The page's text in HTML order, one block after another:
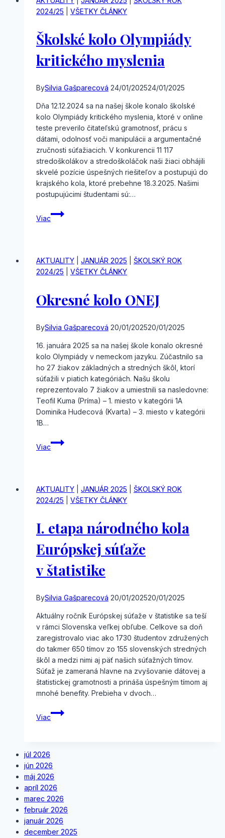
jazyku
2024/25
VŠETKY ČLÁNKY
Školské kolo Olympiády
kritického myslenia
BySilvia Gašparecová 24/01/202524/01/2025
Dňa 12.12.2024 sa na našej škole konalo školské
kolo Olympiády kritického myslenia, ktoré v online
teste preverilo čitateľskú gramotnosť, prácu s
dátami, odolnosť voči manipulácii a argumentačné
zručnosti súťažiacich. V konkurencii 11 117
stredoškolákov a stredoškoláčok naši žiaci obhájili
skvelé pozície úspešných riešiteľov a postupujú do
krajského kola, ktoré prebehne 18.3.2025. Našimi
postupujúcimi študentami sú:…
Viac
Školské
kolo
myslenia
AKTUALITY JANUÁR 2025
ŠKOLSKÝ ROK
2024/25
VŠETKY ČLÁNKY
Okresné kolo ONEJ
BySilvia Gašparecová 20/01/202520/01/2025
16. januára 2025 sa na našej škole konalo okresné
kolo Olympiády v nemeckom jazyku. Zúčastnilo sa
ho 27 žiakov základných a stredných škôl, ktorí
súťažili v piatich kategóriách. Našu školu
reprezentovalo 7 žiakov a umiestnili sa nasledovne:
Teofil Kuma (Príma) – 1. miesto v kategórii 1A
Dominika Hudecová (Kvarta) – 3. miesto v kategórii
1B…
Viac
Okresné
kolo
AKTUALITY JANUÁR 2025
ŠKOLSKÝ ROK
2024/25
VŠETKY ČLÁNKY
I. etapa národného kola
Európskej súťaže
v štatistike
BySilvia Gašparecová 20/01/202520/01/2025
Aktuálny ročník Európskej súťaže v štatistike sa teší
v rámci Slovenska veľkej obľube. Celkove sa doň
zaregistrovalo viac ako 1730 študentov združených
do takmer 650 tímov zo 155 slovenských stredných
škôl a medzi nimi aj päť našich súťažných tímov.
Súťaž je zameraná hlavne na zvyšovanie dátovej a
štatistickej gramotnosti a prináša úspešným tímom aj
mnohé benefity. Prebieha v dvoch…
Viac
I.
etapa
súťaže
v štatistike
júl 2026
jún 2026
máj 2026
apríl 2026
marec 2026
február 2026
január 2026
december 2025